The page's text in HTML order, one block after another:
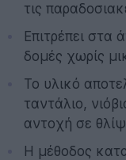
τις
Επιτρέπει
δομές χωρίς
Το υλικό
ταντάλιο,
αντοχή σε
Η μέθοδος